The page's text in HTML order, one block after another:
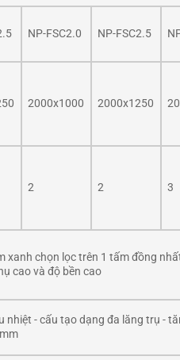
NP-FSC2.0 NP-FSC2.5
2000x1000 2000x1250
2 2 3
xanh chọn lọc trên 1 tấm đồng
cao và độ bền cao
nhiệt - cấu tạo dạng đa lăng trụ -